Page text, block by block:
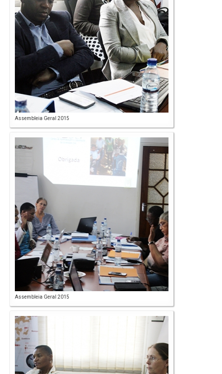
Assembleia Geral 2015
Assembleia Geral 2015